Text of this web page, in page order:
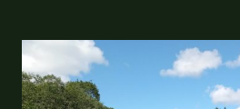
ПОХОДЕ